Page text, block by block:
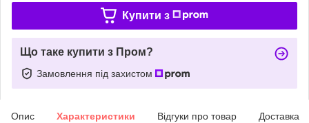
Купити з
Що таке купити з Пром?
Замовлення під захистом
Опис Характеристики Відгуки про товар Доставка